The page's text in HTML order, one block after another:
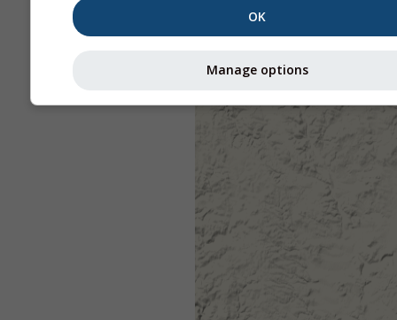
OK
Manage options